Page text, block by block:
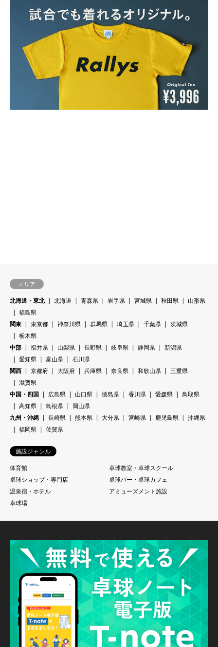
エリア
北海道・東北
北海道 青森県 岩手県 宮城県 秋田県
山形県
福島県
関東
東京都 神奈川県 群馬県 埼玉県 千葉県
茨城県
栃木県
中部
福井県 山梨県 長野県 岐阜県 静岡県
新潟県
愛知県
富山県
石川県
関西
京都府 大阪府 兵庫県 奈良県 和歌山県
三重県
滋賀県
中国・四国
広島県 山口県 徳島県 香川県 愛媛県
鳥取県
高知県
島根県
岡山県
九州・沖縄
長崎県 熊本県 大分県 宮崎県 鹿児島県
沖縄県
福岡県
佐賀県
施設ジャンル
体育館
卓球教室・卓球スクール
卓球ショップ・専門店
卓球バー・卓球カフェ
温泉宿・ホテル
アミューズメント施設
卓球場